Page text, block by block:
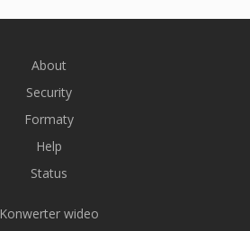
About
Security
Formaty
Help
Status
Konwerter wideo